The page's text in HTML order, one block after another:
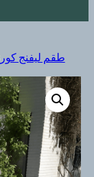
طقم ليفنج